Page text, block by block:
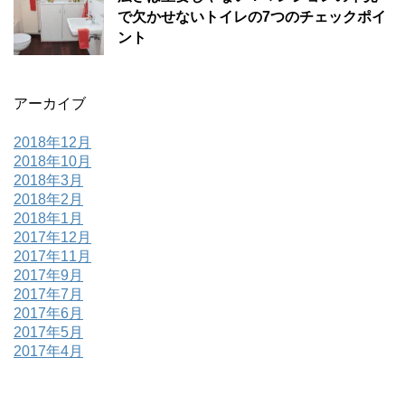
で欠かせないトイレの7つのチェックポイ
ント
アーカイブ
2018年12月
2018年10月
2018年3月
2018年2月
2018年1月
2017年12月
2017年11月
2017年9月
2017年7月
2017年6月
2017年5月
2017年4月